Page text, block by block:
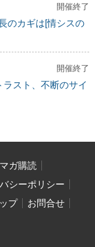
開催終了
のカギは[情シスの
開催終了
ラスト、不断のサイ
ガ購読
シーポリシー
プ
お問合せ